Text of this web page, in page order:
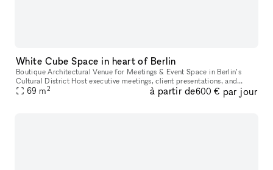
White Cube Space in heart of Berlin
Boutique Architectural Venue for Meetings & Event Space in Berlin’s
Cultural District Host executive meetings, client presentations, and
leadership workshops in a distinctive architectural gallery s
69 m2 à partir de600 € par jour